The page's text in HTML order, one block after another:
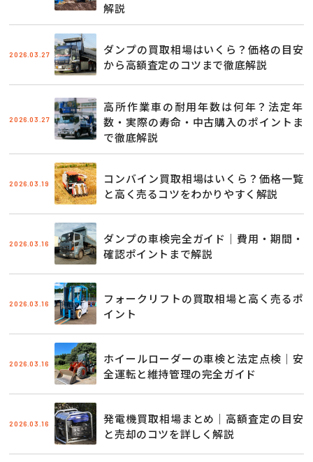
解説
2026.03.27
ダンプの買取相場はいくら？価格の目安
から高額査定のコツまで徹底解説
2026.03.27
高所作業車の耐用年数は何年？法定年
数・実際の寿命・中古購入のポイントま
で徹底解説
2026.03.19
コンバイン買取相場はいくら？価格一覧
と高く売るコツをわかりやすく解説
2026.03.16
ダンプの車検完全ガイド｜費用・期間・
確認ポイントまで解説
2026.03.16
フォークリフトの買取相場と高く売るポ
イント
2026.03.16
ホイールローダーの車検と法定点検｜安
全運転と維持管理の完全ガイド
2026.03.16
発電機買取相場まとめ｜高額査定の目安
と売却のコツを詳しく解説